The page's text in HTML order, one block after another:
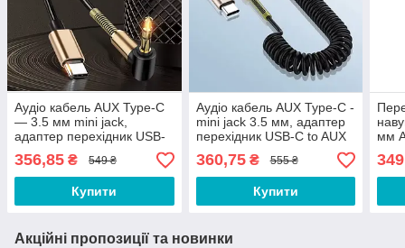
Аудіо кабель AUX Type-C
— 3.5 мм mini jack,
адаптер перехідник USB-
C to AUX для навушників
та звуку FEW-994
356,85 ₴ 549 ₴
Купити
Аудіо кабель AUX Type-C -
mini jack 3.5 мм, адаптер
перехідник USB-C to AUX
CD431Q
360,75₴ 555 ₴
Купити
мм
3.5
349
Акційні пропозиції та новинки